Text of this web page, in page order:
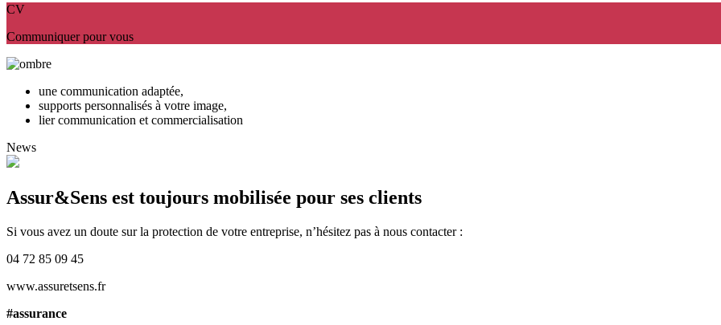
CV
Communiquer pour vous
une communication adaptée,
supports personnalisés à votre image,
lier communication et commercialisation
News
Assur&Sens est toujours mobilisée pour ses clients
Si vous avez un doute sur la protection de votre entreprise, n’hésitez pas à nous contacter :
04 72 85 09 45
www.assuretsens.fr
#assurance